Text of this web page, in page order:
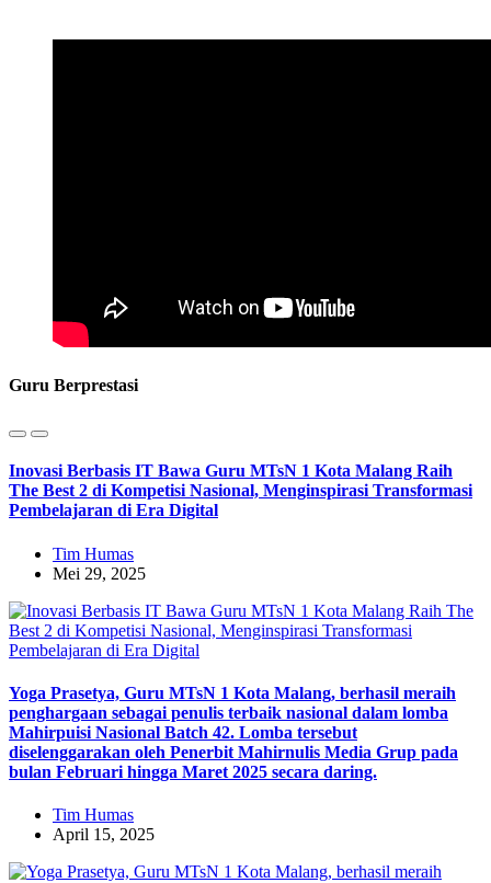
Guru Berprestasi
Inovasi Berbasis IT Bawa Guru MTsN 1 Kota Malang Raih
The Best 2 di Kompetisi Nasional, Menginspirasi Transformasi
Pembelajaran di Era Digital
Tim Humas
Mei 29, 2025
Yoga Prasetya, Guru MTsN 1 Kota Malang, berhasil meraih
penghargaan sebagai penulis terbaik nasional dalam lomba
Mahirpuisi Nasional Batch 42. Lomba tersebut
diselenggarakan oleh Penerbit Mahirnulis Media Grup pada
bulan Februari hingga Maret 2025 secara daring.
Tim Humas
April 15, 2025